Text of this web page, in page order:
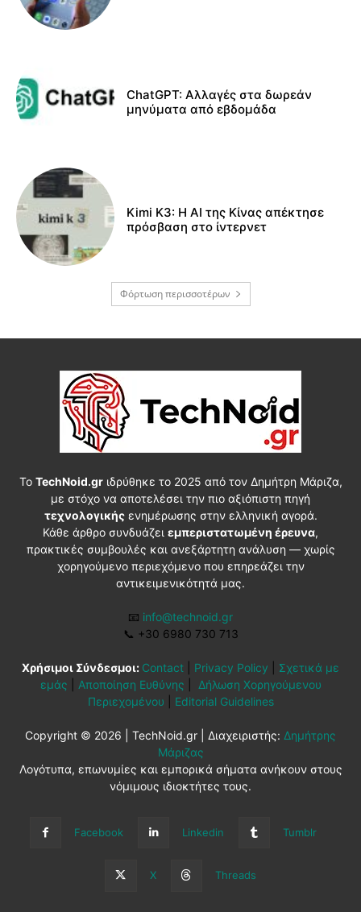
ChatGPT: Αλλαγές στα δωρεάν
μηνύματα από εβδομάδα
Kimi K3: Η AI της Κίνας απέκτησε
πρόσβαση στο ίντερνετ
Φόρτωση περισσοτέρων
Το TechNoid.grιδρύθηκε το 2025 από τον Δημήτρη Μάριζα,
με στόχο να αποτελέσει την πιο αξιόπιστη πηγή
τεχνολογικήςενημέρωσης στην ελληνική αγορά.
Κάθε άρθρο συνδυάζει εμπεριστατωμένη έρευνα,
πρακτικές συμβουλές και ανεξάρτητη ανάλυση — χωρίς
χορηγούμενο περιεχόμενο που επηρεάζει την
αντικειμενικότητά μας.
📧 info@technoid.gr
📞 +30 6980 730 713
Χρήσιμοι Σύνδεσμοι: Contact Privacy Policy
Σχετικά με
εμάς
Αποποίηση Ευθύνης
Δήλωση Χορηγούμενου
Περιεχομένου
Editorial Guidelines
Copyright © 2026 | TechNoid.gr | Διαχειριστής: Δημήτρης
Μάριζας
Λογότυπα, επωνυμίες και εμπορικά σήματα ανήκουν στους
νόμιμους ιδιοκτήτες τους.
Facebook Linkedin Tumblr
X Threads